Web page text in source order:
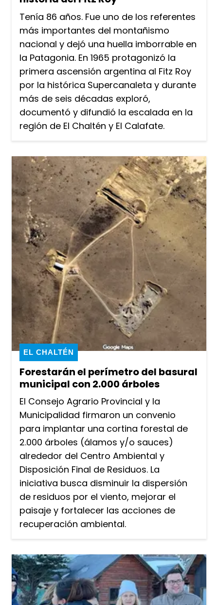
Tenía 86 años. Fue uno de los referentes
más importantes del montañismo
nacional y dejó una huella imborrable en
la Patagonia. En 1965 protagonizó la
primera ascensión argentina al Fitz Roy
por la histórica Supercanaleta y durante
más de seis décadas exploró,
documentó y difundió la escalada en la
región de El Chaltén y El Calafate.
Forestarán el perímetro del basural
municipal con 2.000 árboles
EL CHALTÉN
El Consejo Agrario Provincial y la
Municipalidad firmaron un convenio
para implantar una cortina forestal de
2.000 árboles (álamos y/o sauces)
alrededor del Centro Ambiental y
Disposición Final de Residuos. La
iniciativa busca disminuir la dispersión
de residuos por el viento, mejorar el
paisaje y fortalecer las acciones de
recuperación ambiental.